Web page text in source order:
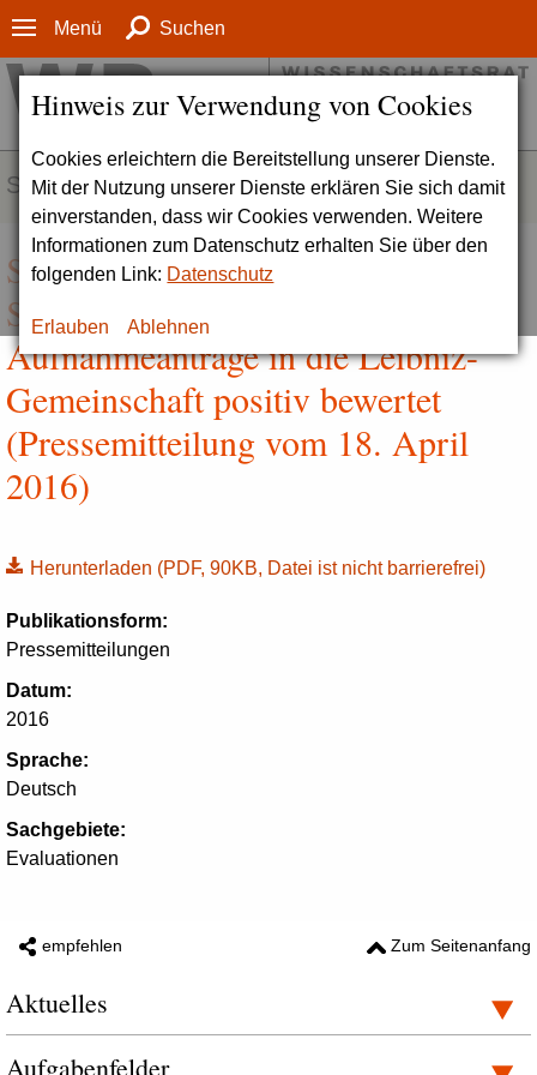
Hinweis zur Verwendung von Cookies
Cookies erleichtern die Bereitstellung unserer Dienste.
Mit der Nutzung unserer Dienste erklären Sie sich damit
einverstanden, dass wir Cookies verwenden. Weitere
Informationen zum Datenschutz erhalten Sie über den
folgenden Link: Datenschutz
Erlauben Ablehnen
Menü Suchen
SERVICE
Stärkung der Geistes- und
Sozialwissenschaften |
Aufnahmeanträge in die Leibniz-
Gemeinschaft positiv bewertet
(Pressemitteilung vom 18. April
2016)
Herunterladen (PDF, 90KB, Datei ist nicht barrierefrei)
Publikationsform:
Pressemitteilungen
Datum:
2016
Sprache:
Deutsch
Sachgebiete:
Evaluationen
empfehlen Zum Seitenanfang
Aktuelles
Aufgabenfelder